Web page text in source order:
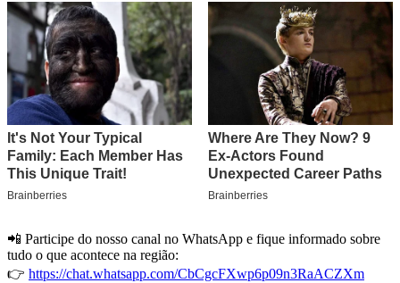
📲 Participe do nosso canal no WhatsApp e fique informado sobre
tudo o que acontece na região:
👉 https://chat.whatsapp.com/CbCgcFXwp6p09n3RaACZXm